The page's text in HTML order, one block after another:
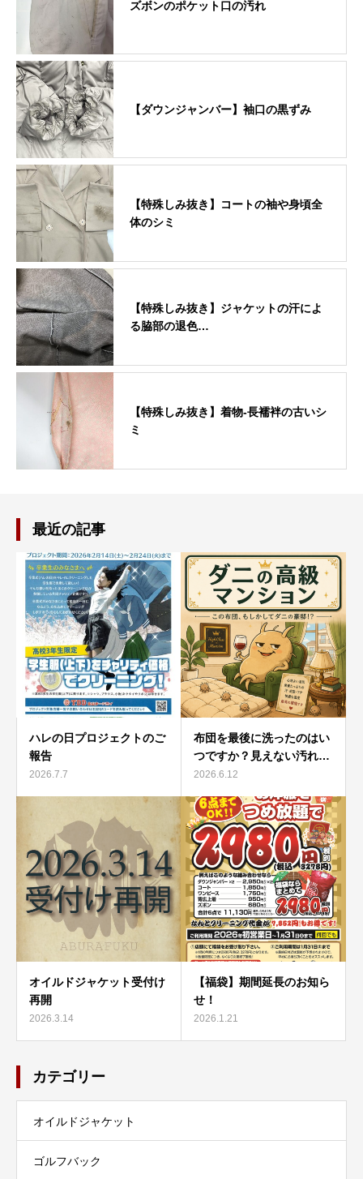
ズボンのポケット口の汚れ
【ダウンジャンバー】袖口の黒ずみ
【特殊しみ抜き】コートの袖や身頃全
体のシミ
【特殊しみ抜き】ジャケットの汗によ
る脇部の退色…
【特殊しみ抜き】着物-長襦袢の古いシ
ミ
最近の記事
ハレの日プロジェクトのご
報告
2026.7.7
布団を最後に洗ったのはい
つですか？見えない汚れ…
2026.6.12
オイルドジャケット受付け
再開
2026.3.14
【福袋】期間延長のお知ら
せ！
2026.1.21
カテゴリー
オイルドジャケット
ゴルフバック